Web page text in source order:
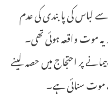
لباس کی پابندی کی عدم
موت واقعہ ہوئی تھی۔
پر احتجاج میں حصہ لینے
موت سنائی ہے۔